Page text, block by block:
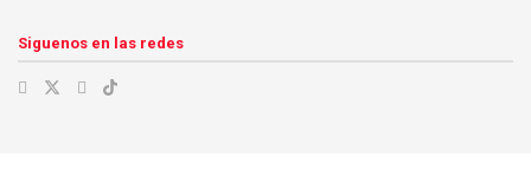
Siguenos en las redes